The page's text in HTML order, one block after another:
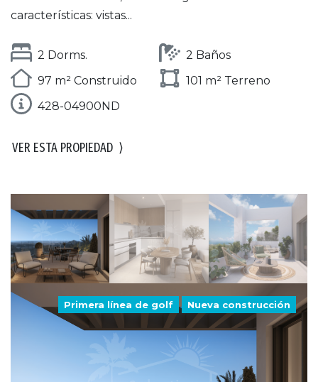
características: vistas...
2 Dorms.
2 Baños
97 m² Construido
101 m² Terreno
428-04900ND
VER ESTA PROPIEDAD ⟩
Primera línea de golf Nueva construcción